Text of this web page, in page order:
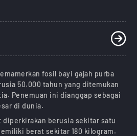
fosil bayi gajah purba
50.000 tahun yang ditemukan
Penemuan ini dianggap sebagai
di dunia.
berusia sekitar satu
berat sekitar 180 kilogram.